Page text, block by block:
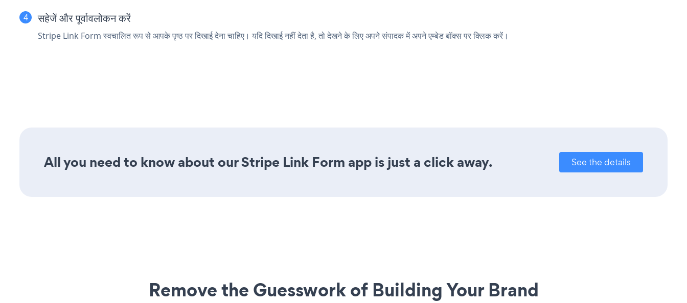
सहेजें और पूर्वावलोकन करें
Stripe Link Form स्वचालित रूप से आपके पृष्ठ पर दिखाई देना चाहिए। यदि दिखाई नहीं देता है, तो देखने के लिए अपने संपादक में अपने एम्बेड बॉक्स पर क्लिक करें।
All you need to know about our Stripe Link Form app is just a click away. See the details
Remove the Guesswork of Building Your Brand